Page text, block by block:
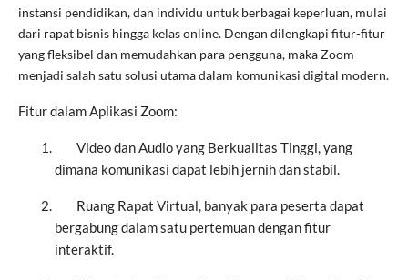
instansi pendidikan, dan individu untuk berbagai keperluan, mulai
dari rapat bisnis hingga kelas online. Dengan dilengkapi fitur-fitur
yang fleksibel dan memudahkan para pengguna, maka Zoom
menjadi salah satu solusi utama dalam komunikasi digital modern.
Fitur dalam Aplikasi Zoom:
Video dan Audio yang Berkualitas Tinggi, yang
dimana komunikasi dapat lebih jernih dan stabil.
Ruang Rapat Virtual, banyak para peserta dapat
bergabung dalam satu pertemuan dengan fitur
interaktif.